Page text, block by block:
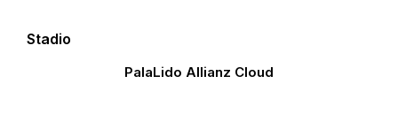
Stadio
PalaLido Allianz Cloud